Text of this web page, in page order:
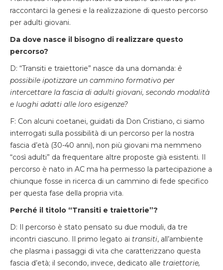
raccontarci la genesi e la realizzazione di questo percorso
per adulti giovani.
Da dove nasce il bisogno di realizzare questo
percorso?
D: “Transiti e traiettorie” nasce da una domanda: è
possibile ipotizzare un cammino formativo per
intercettare la fascia di adulti giovani, secondo modalità
e luoghi adatti alle loro esigenze?
F: Con alcuni coetanei, guidati da Don Cristiano, ci siamo
interrogati sulla possibilità di un percorso per la nostra
fascia d’età (30-40 anni), non più giovani ma nemmeno
“così adulti” da frequentare altre proposte già esistenti. Il
percorso è nato in AC ma ha permesso la partecipazione a
chiunque fosse in ricerca di un cammino di fede specifico
per questa fase della propria vita.
Perché il titolo “Transiti e traiettorie”?
D: Il percorso è stato pensato su due moduli, da tre
incontri ciascuno. Il primo legato ai transiti, all’ambiente
che plasma i passaggi di vita che caratterizzano questa
fascia d’età; il secondo, invece, dedicato alle traiettorie,